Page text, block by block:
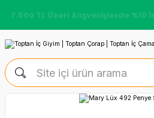
7.500 TL Üzeri Alışverişlerde